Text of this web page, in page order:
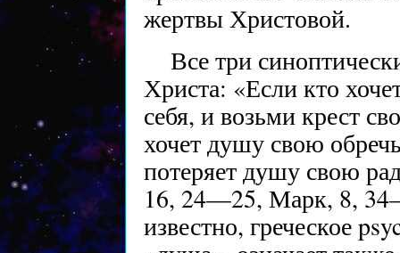
жертвы Христовой.
Все три
Христа: «Если кто
себя, и возьми крест
хочет душу свою
потеряет душу свою
16, 24—25, Марк, 8,
известно, греческое